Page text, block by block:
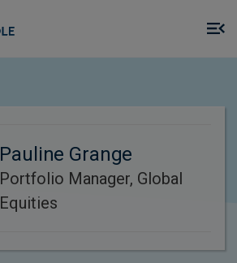
Pauline Grange
Portfolio Manager, Global
Equities